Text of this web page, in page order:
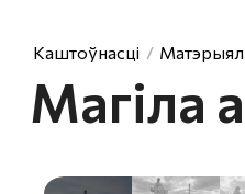
Каштоўнасці
Магіла